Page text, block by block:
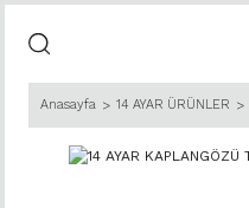
Anasayfa 14 AYAR ÜRÜNLER